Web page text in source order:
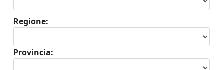
Regione:
Provincia: